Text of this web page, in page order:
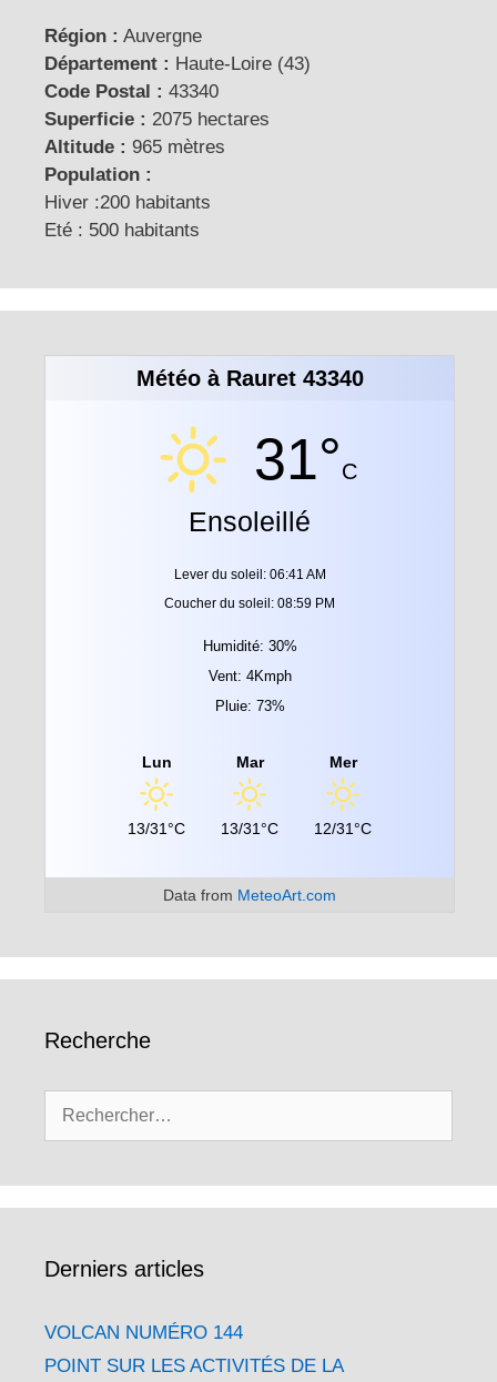
Région : Auvergne
Département : Haute-Loire (43)
Code Postal : 43340
Superficie : 2075 hectares
Altitude : 965 mètres
Population :
Hiver :200 habitants
Eté : 500 habitants
Météo à Rauret 43340
31°C
Ensoleillé
Lever du soleil: 06:41 AM
Coucher du soleil: 08:59 PM
Humidité: 30%
Vent: 4Kmph
Pluie: 73%
Lun
13/31°C
Mar
13/31°C
Mer
12/31°C
Data from MeteoArt.com
Recherche
Rechercher :
Derniers articles
VOLCAN NUMÉRO 144
POINT SUR LES ACTIVITÉS DE LA